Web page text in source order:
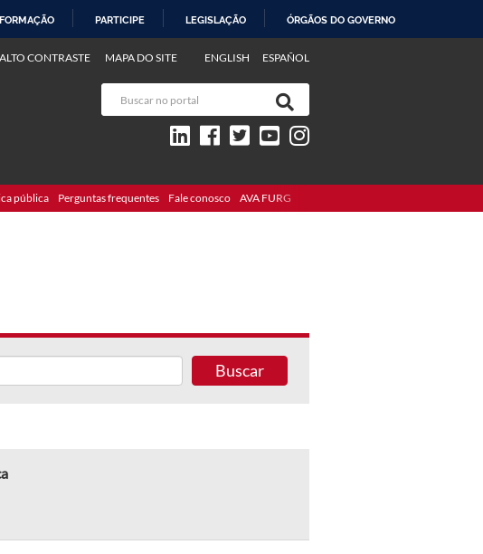
PARTICIPE LEGISLAÇÃO ÓRGÃOS DO GOVERNO
ENGLISH ESPAÑOL
ALTO CONTRASTE MAPA DO SITE
pública Perguntas frequentes Fale conosco AVA FURG
Buscar